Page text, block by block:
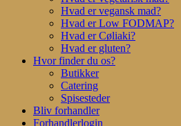
Hvad er vegansk mad?
Hvad er Low FODMAP?
Hvad er Cøliaki?
Hvad er gluten?
Hvor finder du os?
Butikker
Catering
Spisesteder
Bliv forhandler
Forhandlerlogin